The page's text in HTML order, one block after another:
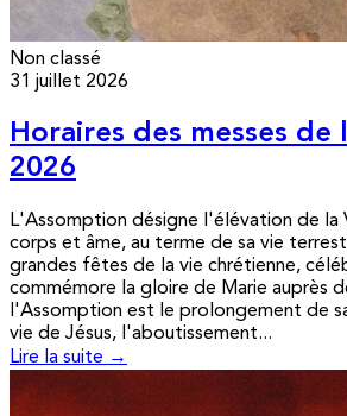
Non classé
31 juillet 2026
Horaires des messes de
2026
L'Assomption désigne l'élévation de la
corps et âme, au terme de sa vie
grandes fêtes de la vie chrétienne,
commémore la gloire de Marie auprès
l'Assomption est le prolongement de
vie de Jésus, l'aboutissement...
Lire la suite →